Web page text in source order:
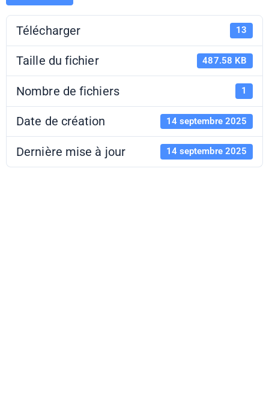
Télécharger 13
Taille du fichier 487.58 KB
Nombre de fichiers 1
Date de création 14 septembre 2025
Dernière mise à jour 14 septembre 2025